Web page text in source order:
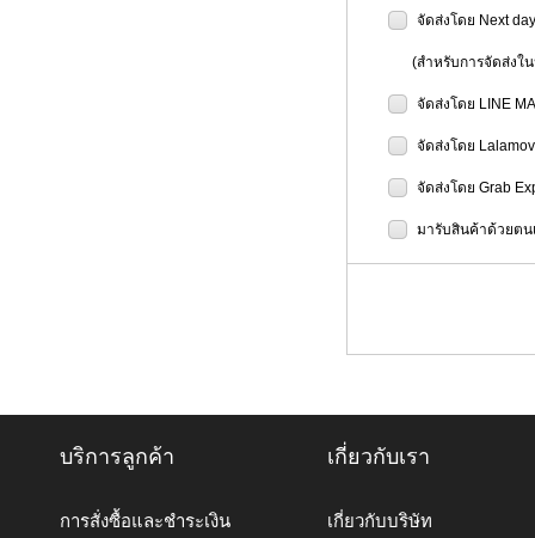
จัดส่งโดย Next
(สำหรับการจัดส่งใน
จัดส่งโดย LINE
จัดส่งโดย
จัดส่งโดย Grab
มารับสินค้าด้วยตน
บริการลูกค้า
การสั่งซื้อและชำระเงิน
เกี่ยวกับเรา
เกี่ยวกับบริษัท